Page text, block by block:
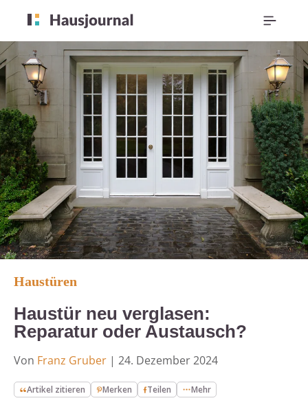
Haustüren
Haustür neu verglasen:
Reparatur oder Austausch?
Von Franz Gruber | 24. Dezember 2024
Artikel zitieren Merken Teilen Mehr